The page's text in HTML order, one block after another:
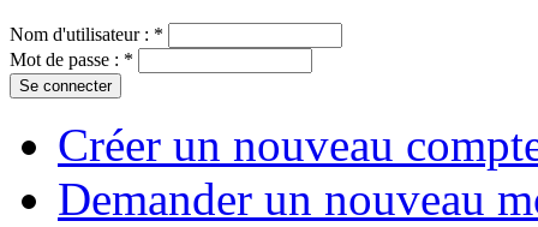
Nom d'utilisateur : *
Mot de passe : *
Créer un nouveau
Demander un nouveau